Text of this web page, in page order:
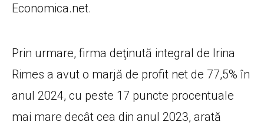
Economica.net.
Prin urmare, firma deţinută integral de Irina
Rimes a avut o marjă de profit net de 77,5% în
anul 2024, cu peste 17 puncte procentuale
mai mare decât cea din anul 2023, arată